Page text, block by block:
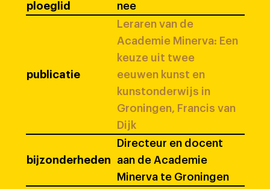
ploeglid
nee
publicatie
Leraren van de
Academie Minerva: Een
keuze uit twee
eeuwen kunst en
kunstonderwijs in
Groningen, Francis van
Dijk
bijzonderheden
Directeur en docent
aan de Academie
Minerva te Groningen